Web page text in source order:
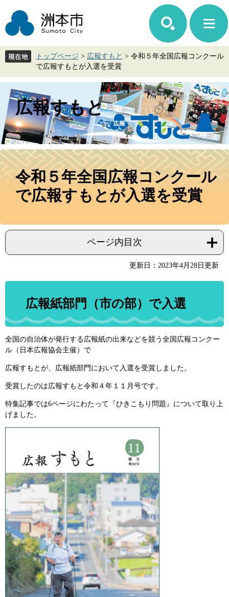
ジ
先
す。
ュ
を
し
文
へ
トップページ > 広報すもと > 令和５年全国広報コンクール
で広報すもとが入選を受賞
広報すもと
本
文
令和５年全国広報コンクール
で広報すもとが入選を受賞
ページ内目次
更新日：2023年4月28日更新
広報紙部門（市の部）で入選
全国の自治体が発行する広報紙の出来などを競う全国広報コンクー
ル（日本広報協会主催）で
広報すもとが、広報紙部門において入選を受賞しました。
受賞したのは広報すもと令和４年１１月号です。
特集記事では6ページにわたって『ひきこもり問題』について取り上
げました。